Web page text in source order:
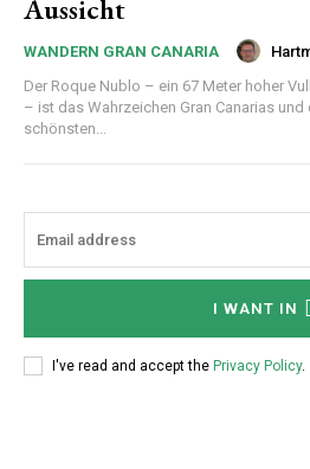
Aussicht
WANDERN GRAN CANARIA
Der Roque Nublo – ein 67 Meter hoher
– ist das Wahrzeichen Gran Canarias und
schönsten...
I WANT IN
I've read and accept the Privacy Policy.